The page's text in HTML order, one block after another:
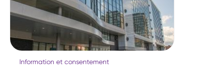
Information et consentement